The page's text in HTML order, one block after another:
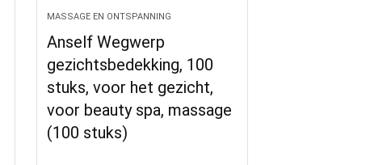
MASSAGE EN ONTSPANNING
Anself Wegwerp
gezichtsbedekking, 100
stuks, voor het gezicht,
voor beauty spa, massage
(100 stuks)